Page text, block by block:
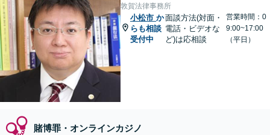
敦賀法律事務所
小松市 か
らも相談
受付中
面談方法(対面・
電話・ビデオな
ど)は応相談
営業時間：0
9:00~17:00
（平日）
賭博罪・オンラインカジノ